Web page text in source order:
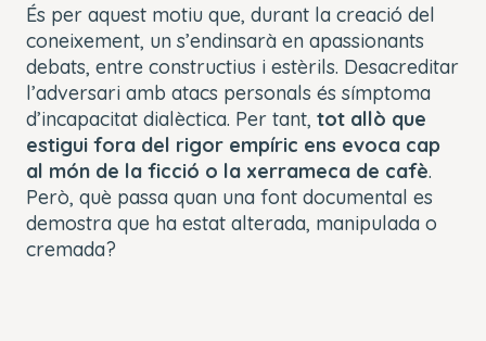
És per aquest motiu que, durant la creació del
coneixement, un s’endinsarà en apassionants
debats, entre constructius i estèrils. Desacreditar
l’adversari amb atacs personals és símptoma
d’incapacitat dialèctica. Per tant, tot allò que
estigui fora del rigor empíric ens evoca cap
al món de la ficció o la xerrameca de cafè.
Però, què passa quan una font documental es
demostra que ha estat alterada, manipulada o
cremada?